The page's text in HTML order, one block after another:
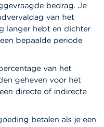
bedrag. Je
van het
langer hebt en dichter
bepaalde periode
van het
geheven voor het
directe of indirecte
betalen als je een